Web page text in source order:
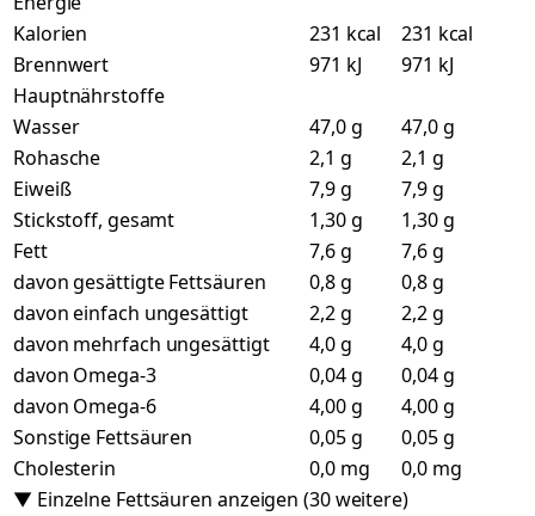
Kalorien
231 kcal
231 kcal
Brennwert
971 kJ
971 kJ
Hauptnährstoffe
Wasser
47,0 g
47,0 g
Rohasche
2,1 g
2,1 g
Eiweiß
7,9 g
7,9 g
Stickstoff, gesamt
1,30 g
1,30 g
Fett
7,6 g
7,6 g
davon gesättigte Fettsäuren
0,8 g
0,8 g
davon einfach ungesättigt
2,2 g
2,2 g
davon mehrfach ungesättigt
4,0 g
4,0 g
davon Omega-3
0,04 g
0,04 g
davon Omega-6
4,00 g
4,00 g
Sonstige Fettsäuren
0,05 g
0,05 g
Cholesterin
0,0 mg
0,0 mg
▼ Einzelne Fettsäuren anzeigen (30 weitere)